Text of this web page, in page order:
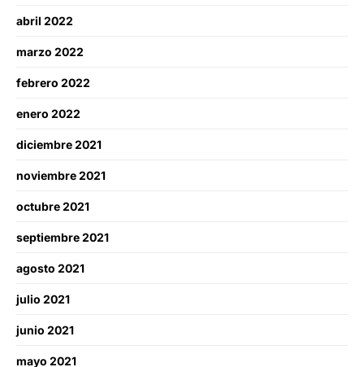
abril 2022
marzo 2022
febrero 2022
enero 2022
diciembre 2021
noviembre 2021
octubre 2021
septiembre 2021
agosto 2021
julio 2021
junio 2021
mayo 2021